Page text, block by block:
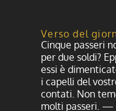
Verso del
Cinque passeri
per due soldi?
essi è
i capelli del
contati. Non
molti passeri. —